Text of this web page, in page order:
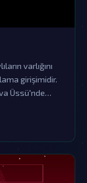
varlığını
girişimidir.
Üssü'nde